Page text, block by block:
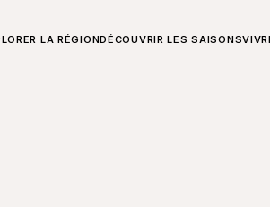
LA RÉGIONDÉCOUVRIR LES SAISONS
SUR CHARLEVOIX